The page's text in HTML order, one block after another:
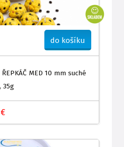
do košíku
MED 10 mm suché
35g